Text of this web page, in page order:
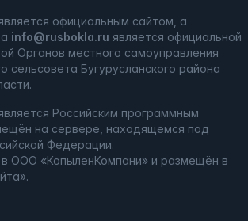
официальным сайтом, а
info@rusbokla.ru является официальной
Органов местного самоуправления
сельсовета Бугурусланского района
Российским программным
на сервере, находящемся под
Федерации.
в ООО «КопыленКомпани» и размещён в